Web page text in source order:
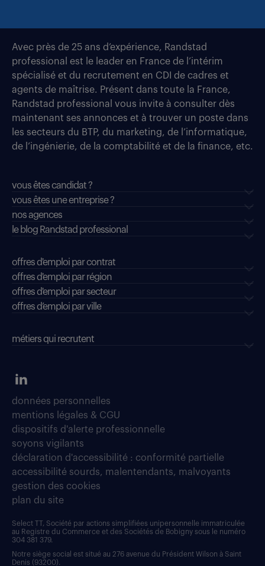
Avec près de 25 ans d’expérience, Randstad
professional est le leader en France de l’intérim
spécialisé et du recrutement en CDI de cadres et
agents de maîtrise. Présent dans toute la France,
Randstad professional vous invite à consulter dès
maintenant ses annonces et à trouver un poste dans
les secteurs du BTP, du marketing, de l’informatique,
de l’ingénierie, de la comptabilité et de la finance, etc.
vous êtes candidat ?
vous êtes une entreprise ?
nos agences
le blog Randstad professional
offres d'emploi par contrat
offres d'emploi par région
offres d'emploi par secteur
offres d’emploi par ville
métiers qui recrutent
données personnelles
mentions légales & CGU
dispositifs d'alerte professionnelle
soyons vigilants
déclaration d'accessibilité : conformité partielle
accessibilité sourds, malentendants, malvoyants
gestion des cookies
plan du site
Select TT, Société par actions simplifiées unipersonnelle immatriculée
au Registre du Commerce et des Sociétés de Bobigny sous le numéro
304 381 379.
Notre siège social est situé au 276 avenue du Président Wilson à Saint
Denis (93200).